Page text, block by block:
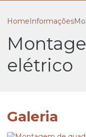
HomeInformações
elétrico
Galeria